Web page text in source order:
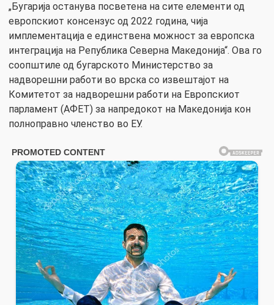
„Бугарија останува посветена на сите елементи од
европскиот консензус од 2022 година, чија
имплементација е единствена можност за европска
интеграција на Република Северна Македонија“. Ова го
соопштиле од бугарското Министерство за
надворешни работи во врска со извештајот на
Комитетот за надворешни работи на Европскиот
парламент (АФЕТ) за напредокот на Македонија кон
полноправно членство во ЕУ.